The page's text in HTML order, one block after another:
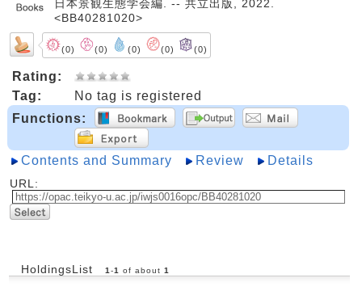
日本景観生態学会編. -- 共立出版, 2022.
<BB40281020>
(0) (0) (0) (0) (0)
Rating:
Tag:
No tag is registered
Functions:
Contents and Summary Review Details
URL:
HoldingsList 1 -1 of about 1